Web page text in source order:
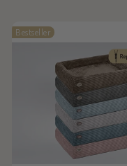
Bestseller